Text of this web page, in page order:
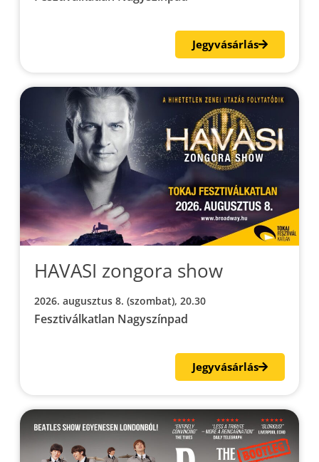
Jegyvásárlás
HAVASI zongora show
2026. augusztus 8. (szombat), 20.30
Fesztiválkatlan Nagyszínpad
Jegyvásárlás